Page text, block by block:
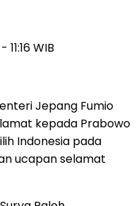
WIB
Jepang Fumio
kepada Prabowo
Indonesia pada
ucapan selamat